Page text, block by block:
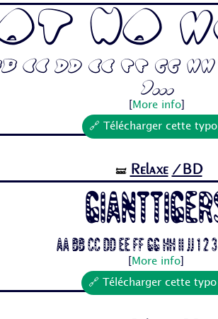
No
Cc Dd Ee Ff Gg
7...
More info]
🔗 Télécharger cette
🝛 Relaxe /BD
Aa Bb Cc Dd Ee Ff Gg Hh Ii Jj 1 2
More info
🔗 Télécharger cette